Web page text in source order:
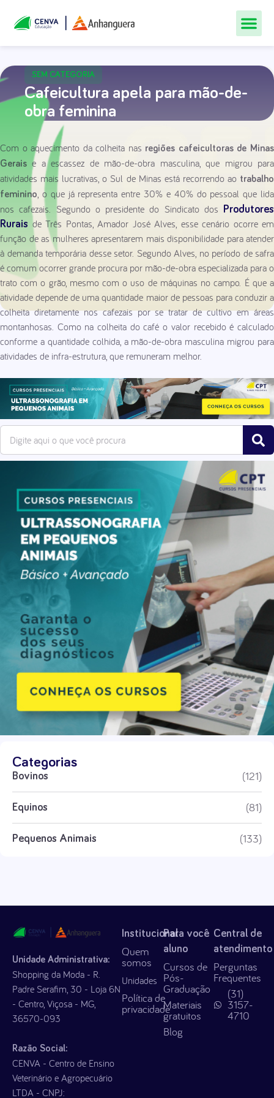
SEM CATEGORIA
Cafeicultura apela para mão-de-
obra feminina
Com o aquecimento da colheita nas regiões cafeicultoras de Minas
Gerais e a escassez de mão-de-obra masculina, que migrou para
atividades mais lucrativas, o Sul de Minas está recorrendo ao trabalho
feminino, o que já representa entre 30% e 40% do pessoal que lida
nos cafezais. Segundo o presidente do Sindicato dos Produtores
Rurais de Três Pontas, Amador José Alves, esse cenário ocorre em
função de as mulheres apresentarem mais disponibilidade para atender
à demanda temporária desse setor. Segundo Alves, no período de safra
é comum ocorrer grande procura por mão-de-obra especializada para o
trato com o grão, mesmo com o uso de máquinas no campo. É que a
atividade depende de uma quantidade maior de pessoas para conduzir a
colheita diretamente nos cafezais por se tratar de cultivo em áreas
montanhosas. Como na colheita do café o valor recebido é calculado
conforme a quantidade colhida, a mão-de-obra masculina migrou para
atividades de infra-estrutura, que remuneram melhor.
Categorias
Bovinos (121)
Equinos (81)
Pequenos Animais (133)
Unidade Administrativa:
Shopping da Moda - R.
Padre Serafim, 30 - Loja 6N
- Centro, Viçosa - MG,
36570-093
Razão Social:
CENVA - Centro de Ensino
Veterinário e Agropecuário
LTDA - CNPJ:
Institucional
Quem
somos
Unidades
Política de
privacidade
Para você
aluno
Cursos de
Pós-
Graduação
Materiais
gratuitos
Blog
Central de
atendimento
Perguntas
Frequentes
(31)
3157-
4710